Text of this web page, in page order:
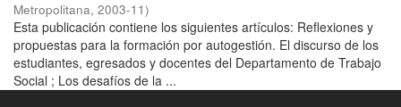
Metropolitana, 2003-11)
Esta publicación contiene los siguientes artículos: Reflexiones y
propuestas para la formación por autogestión. El discurso de los
estudiantes, egresados y docentes del Departamento de Trabajo
Social ; Los desafíos de la ...